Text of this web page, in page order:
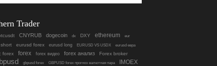
Trader
CNYRUB dogecoin dx DXY ethereum eur
short eurusd forex eurusd long EURUSD VS USDX eurusd евра
forex forex forex видео forex aнализ Forex broker
gbpusd forex GBPUSD forex прогноз валютная пара
IMOEX